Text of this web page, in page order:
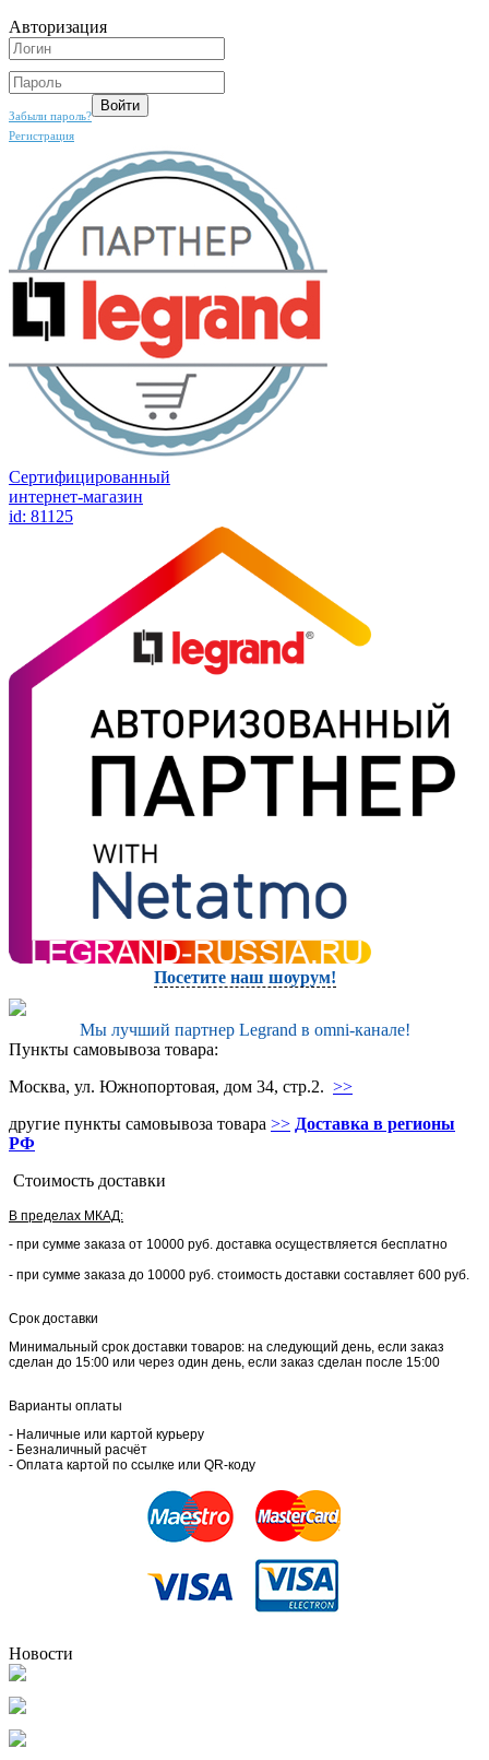
Авторизация
Забыли пароль?
Регистрация
Сертифицированный
интернет-магазин
id: 81125
Посетите наш шоурум!
Мы лучший партнер Legrand в omni-канале!
Пункты самовывоза товара:
Москва, ул. Южнопортовая, дом 34, стр.2. >>
другие пункты самовывоза товара >> Доставка в регионы
РФ
Стоимость доставки
В пределах МКАД:
- при сумме заказа от 10000 руб. доставка осуществляется бесплатно
- при сумме заказа до 10000 руб. стоимость доставки составляет 600 руб.
Срок доставки
Минимальный срок доставки товаров: на следующий день, если заказ
сделан до 15:00 или через один день, если заказ сделан после 15:00
Варианты оплаты
- Наличные или картой курьеру
- Безналичный расчёт
- Оплата картой по ссылке или QR-коду
Новости